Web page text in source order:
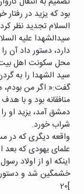
بود که یزید در رفتار
السلام تجدید نظر
سیدالشهدا علیه
دارد، دستور داد آن
محل سکونت اهل بیت
سید الشهدا را به
گفت:« اگر من بودم،
منافقانه بود و با
دمشق آمد، یزید او
شراب خورد.
واقعه دیگری که در
علمای یهودی که بعد
اینکه او از اولاد
خشمگین شد و دستور
]20 [